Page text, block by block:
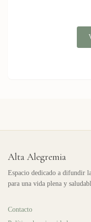
Alta Alegremia
Espacio dedicado a difundir
para una vida plena y
Contacto